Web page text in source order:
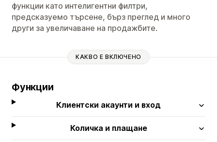
функции като интелигентни филтри,
предсказуемо търсене, бърз преглед и много
други за увеличаване на продажбите.
КАКВО Е ВКЛЮЧЕНО
Функции
Клиентски акаунти и вход
Количка и плащане